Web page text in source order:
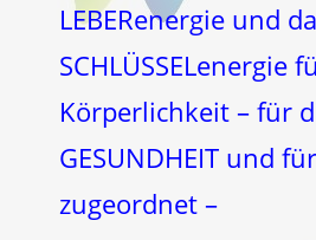
LEBERenergie und
SCHLÜSSELenergie
Körperlichkeit – für
GESUNDHEIT und
zugeordnet –